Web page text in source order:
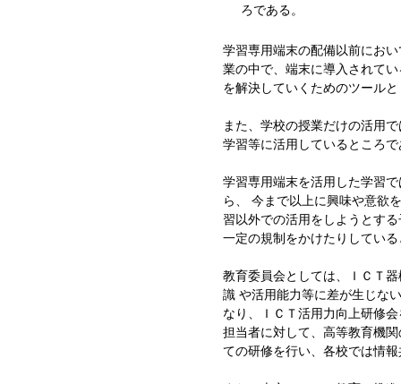
ろである。
学習専用端末の配備以前にお
業の中で、端末に導入されて
を解決していくためのツール
また、学校の授業だけの活用
学習等に活用しているところ
学習専用端末を活用した学習
ら、 今まで以上に興味や意欲
習以外での活用をしようとす
一定の規制をかけたりしてい
教育委員会としては、ＩＣＴ
識 や活用能力等に差が生じな
なり、ＩＣＴ活用力向上研修
担当者に対して、高等教育機
ての研修を行い、各校では情